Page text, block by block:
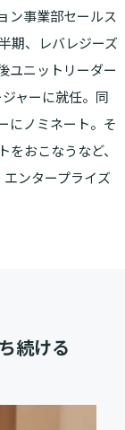
ン事業部セールス
期、レバレジーズ
ユニットリーダー
ャーに就任。同
にノミネート。そ
おこなうなど、
ンタープライズ
続ける